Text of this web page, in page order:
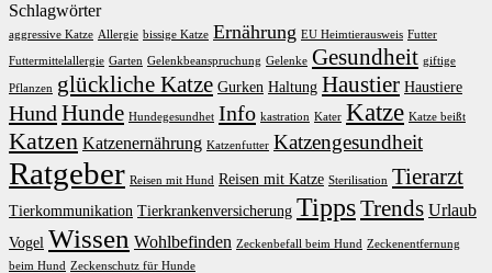
Schlagwörter
aggressive Katze Allergie bissige Katze Ernährung EU Heimtierausweis Futter
Futtermittelallergie Garten Gelenkbeanspruchung Gelenke Gesundheit giftige
Pflanzen glückliche Katze Gurken Haltung Haustier Haustiere
Hund Hunde Hundegesundhet Info kastration Kater Katze Katze beißt
Katzen Katzenernährung Katzenfutter Katzengesundheit
Ratgeber Reisen mit Hund Reisen mit Katze Sterilisation Tierarzt
Tierkommunikation Tierkrankenversicherung TippsTrends Urlaub
Vogel Wissen Wohlbefinden Zeckenbefall beim Hund Zeckenentfernung
beim Hund Zeckenschutz für Hunde